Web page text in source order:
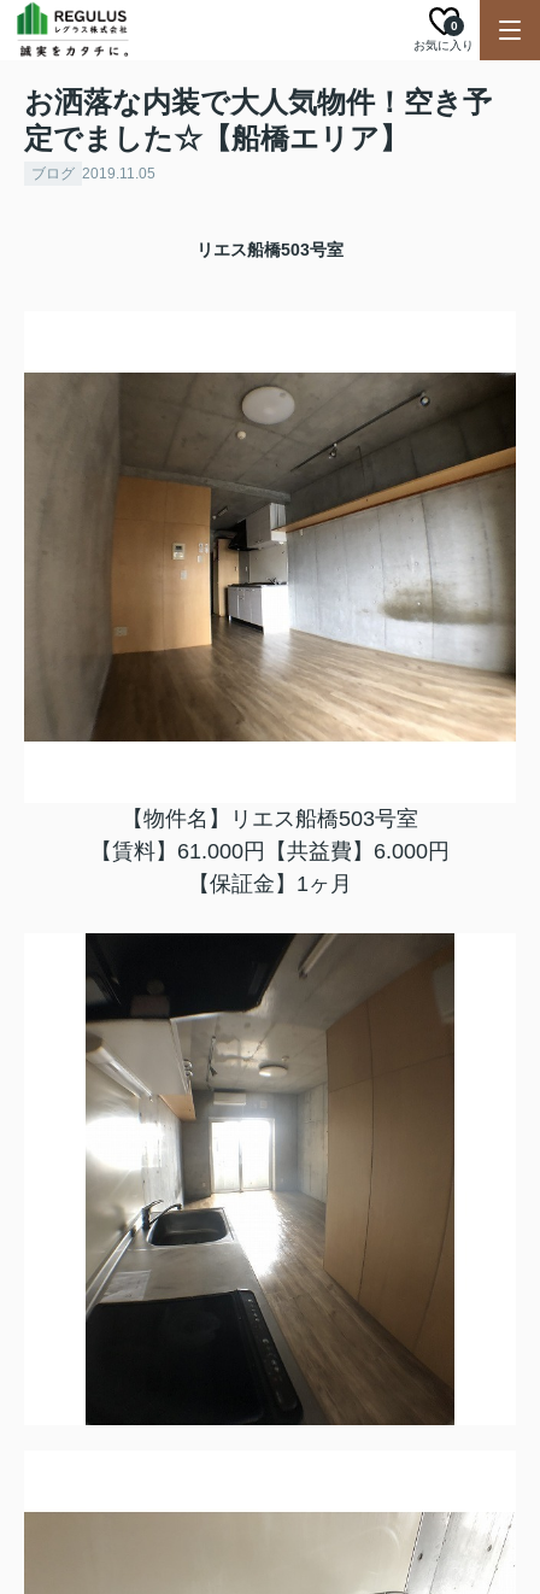
お気に入り
0
お洒落な内装で大人気物件！空き予
定でました☆【船橋エリア】
ブログ 2019.11.05
リエス船橋503号室
【物件名】リエス船橋503号室
【賃料】61.000円【共益費】6.000円
【保証金】1ヶ月